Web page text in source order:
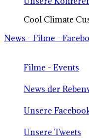
Cool Climate
News - Filme -
Filme - Events
News der
Unsere
Unsere Tweets